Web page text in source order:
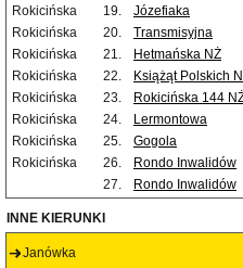
Rokicińska
19. Józefiaka
Rokicińska
20. Transmisyjna
Rokicińska
21. Hetmańska NŻ
Rokicińska
22. Książąt Polskich
Rokicińska
23. Rokicińska 144
Rokicińska
24. Lermontowa
Rokicińska
25. Gogola
Rokicińska
26. Rondo Inwalidów
27.
Rondo Inwalidów
INNE KIERUNKI
Janówka